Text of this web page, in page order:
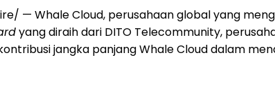
— Whale Cloud, perusahaan global yang
yang diraih dari DITO Telecommunity,
jangka panjang Whale Cloud dalam